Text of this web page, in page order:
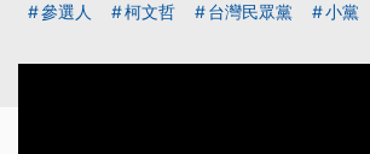
參選人 柯文哲 台灣民眾黨 小黨